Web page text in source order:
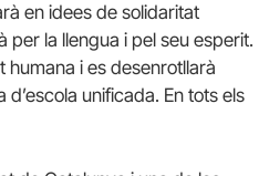
en idees de solidaritat
per la llengua i pel seu esperit.
humana i es desenrotllarà
unificada. En tots els